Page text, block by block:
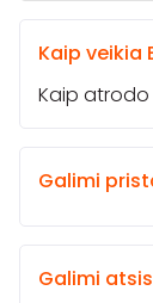
Kaip veikia
Kaip atrodo
Galimi
Galimi